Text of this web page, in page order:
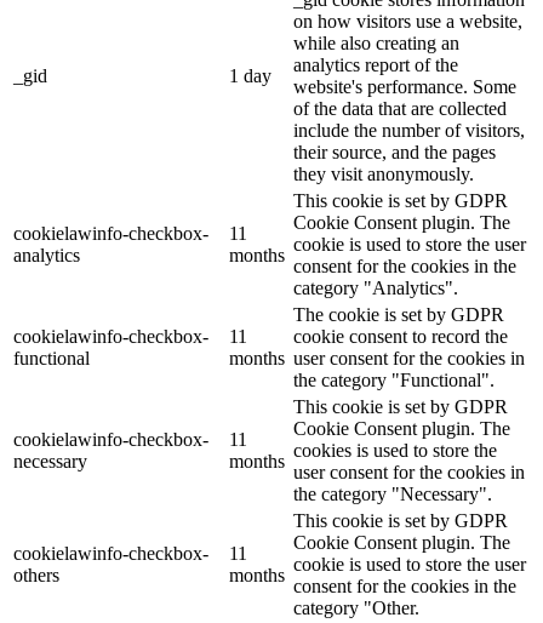
_gid 1 day
on how visitors use a website,
while also creating an
analytics report of the
website's performance. Some
of the data that are collected
include the number of visitors,
their source, and the pages
they visit anonymously.
cookielawinfo-checkbox-
analytics
11
months
This cookie is set by GDPR
Cookie Consent plugin. The
cookie is used to store the user
consent for the cookies in the
category "Analytics".
cookielawinfo-checkbox-
functional
11
months
The cookie is set by GDPR
cookie consent to record the
user consent for the cookies in
the category "Functional".
cookielawinfo-checkbox-
necessary
11
months
This cookie is set by GDPR
Cookie Consent plugin. The
cookies is used to store the
user consent for the cookies in
the category "Necessary".
cookielawinfo-checkbox-
others
11
months
This cookie is set by GDPR
Cookie Consent plugin. The
cookie is used to store the user
consent for the cookies in the
category "Other.